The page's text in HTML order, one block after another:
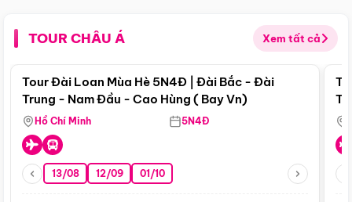
TOUR CHÂU Á Xem tất cả
Điểm nổi bật
Tour Đài Loan Mùa Hè 5N4Đ | Đài Bắc - Đài
Trung - Nam Đầu - Cao Hùng ( Bay Vn)
Hồ Chí Minh 5N4Đ
13/08 12/09 01/10